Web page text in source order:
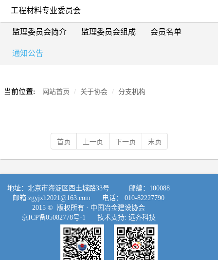
工程材料专业委员会
监理委员会简介 监理委员会组成 会员名单
通知公告
当前位置: 网站首页 关于协会 分支机构
首页 上一页 下一页 末页
地址：北京市海淀区西土城路33号 邮编：100088
邮箱:zgyjxh2021@163.com 电话： 010-82227790
2015 © 版权所有 · 中国冶金建设协会
京ICP备05082778号-1 技术支持: 远齐科技